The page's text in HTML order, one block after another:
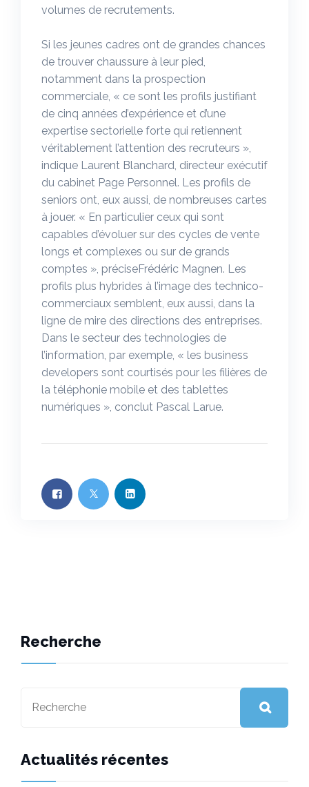
volumes de recrutements.
Si les jeunes cadres ont de grandes chances
de trouver chaussure à leur pied,
notamment dans la prospection
commerciale, « ce sont les profils justifiant
de cinq années d’expérience et d’une
expertise sectorielle forte qui retiennent
véritablement l’attention des recruteurs »,
indique Laurent Blanchard, directeur exécutif
du cabinet Page Personnel. Les profils de
seniors ont, eux aussi, de nombreuses cartes
à jouer. « En particulier ceux qui sont
capables d’évoluer sur des cycles de vente
longs et complexes ou sur de grands
comptes », préciseFrédéric Magnen. Les
profils plus hybrides à l’image des technico-
commerciaux semblent, eux aussi, dans la
ligne de mire des directions des entreprises.
Dans le secteur des technologies de
l’information, par exemple, « les business
developers sont courtisés pour les filières de
la téléphonie mobile et des tablettes
numériques », conclut Pascal Larue.
Recherche
Actualités récentes